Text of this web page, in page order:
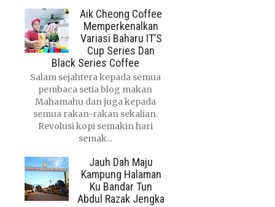
Aik Cheong Coffee
Memperkenalkan
Variasi Baharu IT’S
Cup Series Dan
Black Series Coffee
Salam sejahtera kepada semua
pembaca setia blog makan
Mahamahu dan juga kepada
semua rakan-rakan sekalian.
Revolusi kopi semakin hari
semak...
Jauh Dah Maju
Kampung Halaman
Ku Bandar Tun
Abdul Razak Jengka